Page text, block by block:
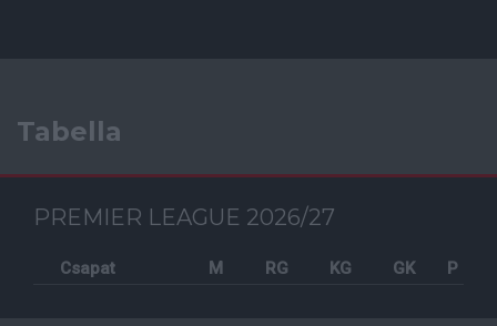
Tabella
PREMIER LEAGUE 2026/27
Csapat M RG KG GK P